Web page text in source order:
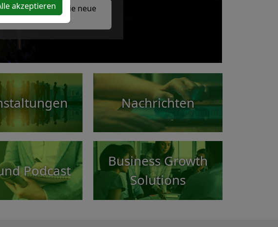
und entdecken Sie neue
Nachrichten
Podcast
Business Growth
Solutions
akzeptieren